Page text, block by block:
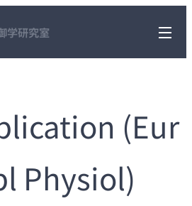
学研究室
(Eur
Physiol)